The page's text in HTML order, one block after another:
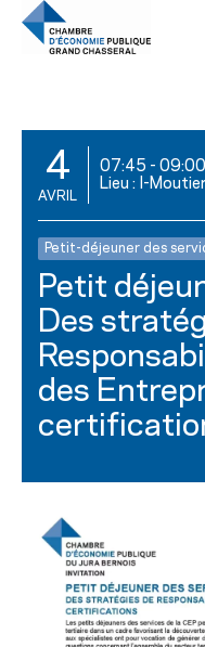
4
AVRIL
07:45 - 09:00
Lieu : I-
Petit-déjeuner des
Petit
Des
des